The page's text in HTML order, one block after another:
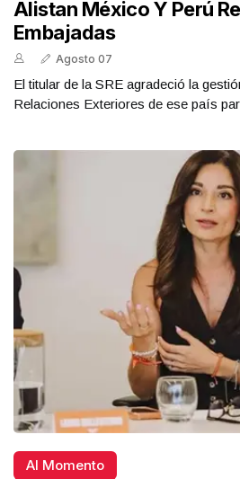
Alistan México Y Perú
Embajadas
Agosto 07
El titular de la SRE agradeció la
Relaciones Exteriores de ese país
Al Momento